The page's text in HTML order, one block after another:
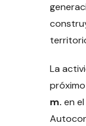
La
próximo
m. en